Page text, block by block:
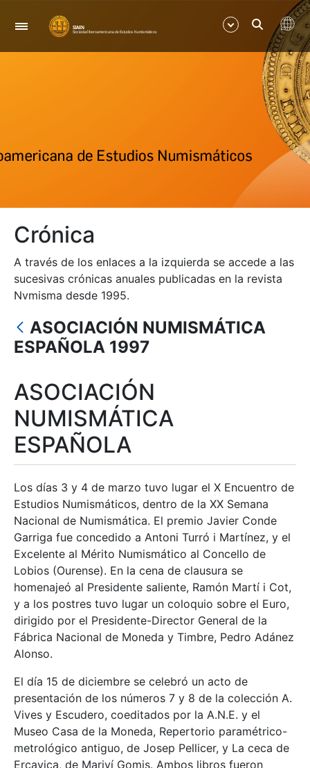
Navegació
Mostra/Amaga
Mostra/Amaga
Mostra/Amaga
Crónica
A través de los enlaces a la izquierda se accede a las
sucesivas crónicas anuales publicadas en la revista
Nvmisma desde 1995.
ASOCIACIÓN NUMISMÁTICA
ESPAÑOLA 1997
ASOCIACIÓN
NUMISMÁTICA
ESPAÑOLA
Los días 3 y 4 de marzo tuvo lugar el X Encuentro de
Estudios Numismáticos, dentro de la XX Semana
Nacional de Numismática. El premio Javier Conde
Garriga fue concedido a Antoni Turró i Martínez, y el
Excelente al Mérito Numismático al Concello de
Lobios (Ourense). En la cena de clausura se
homenajeó al Presidente saliente, Ramón Martí i Cot,
y a los postres tuvo lugar un coloquio sobre el Euro,
dirigido por el Presidente-Director General de la
Fábrica Nacional de Moneda y Timbre, Pedro Adánez
Alonso.
El día 15 de diciembre se celebró un acto de
presentación de los números 7 y 8 de la colección A.
Vives y Escudero, coeditados por la A.N.E. y el
Museo Casa de la Moneda, Repertorio paramétrico-
metrológico antiguo, de Josep Pellicer, y La ceca de
Ercavica, de Mariví Gomis. Ambos libros fueron